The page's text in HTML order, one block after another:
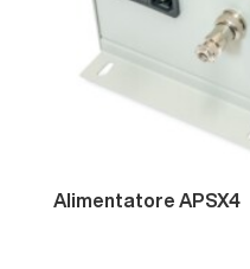
Alimentatore APSX4